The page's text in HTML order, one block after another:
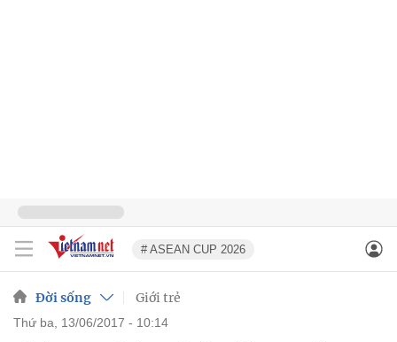
# ASEAN CUP 2026
Đời sống Giới trẻ
thứ ba, 13/06/2017 - 10:14